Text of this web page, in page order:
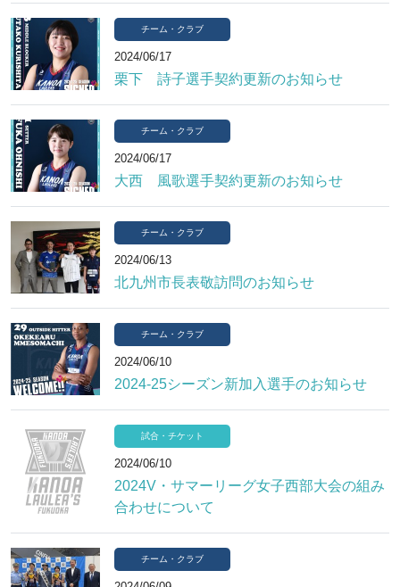
チーム・クラブ
2024/06/17
栗下 詩子選手契約更新のお知らせ
チーム・クラブ
2024/06/17
大西 風歌選手契約更新のお知らせ
チーム・クラブ
2024/06/13
北九州市長表敬訪問のお知らせ
チーム・クラブ
2024/06/10
2024-25シーズン新加入選手のお知らせ
試合・チケット
2024/06/10
2024V・サマーリーグ女子西部大会の組み
合わせについて
チーム・クラブ